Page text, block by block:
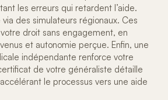
les erreurs qui retardent l’aide.
des simulateurs régionaux. Ces
droit sans engagement, en
et autonomie perçue. Enfin, une
indépendante renforce votre
de votre généraliste détaille
le processus vers une aide